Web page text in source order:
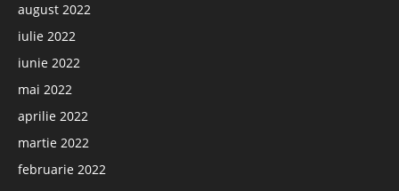
august 2022
iulie 2022
iunie 2022
mai 2022
aprilie 2022
martie 2022
februarie 2022